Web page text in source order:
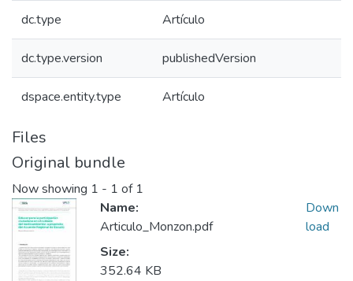
dc.type Artículo
dc.type.version publishedVersion
dspace.entity.type Artículo
Files
Original bundle
Now showing 1 - 1 of 1
Name:
Articulo_Monzon.pdf
Size:
352.64 KB
Down
load